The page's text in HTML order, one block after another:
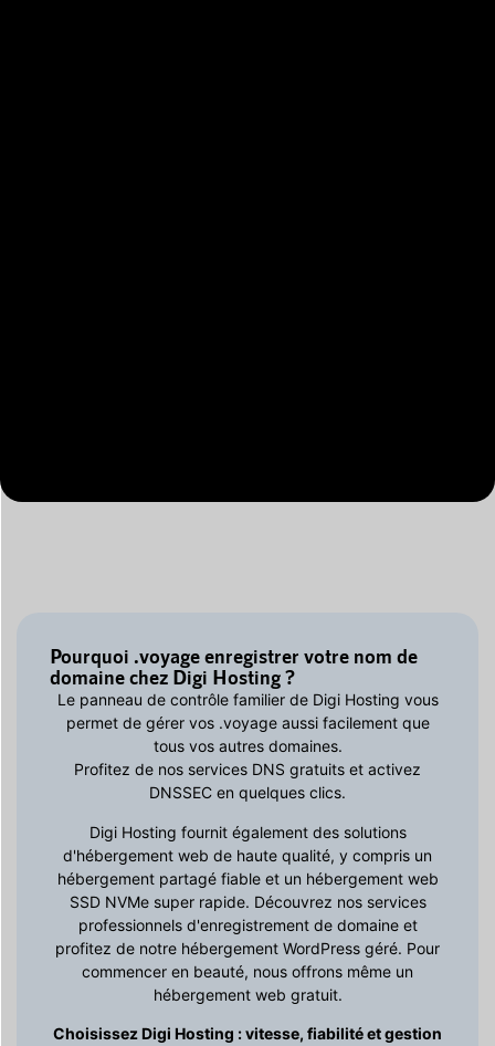
Pourquoi .voyage enregistrer votre nom de
domaine chez Digi Hosting ?
Le panneau de contrôle familier de Digi Hosting vous
permet de gérer vos .voyage aussi facilement que
tous vos autres domaines.
Profitez de nos services DNS gratuits et activez
DNSSEC en quelques clics.
Digi Hosting fournit également des solutions
d'hébergement web de haute qualité, y compris un
hébergement partagé fiable et un hébergement web
SSD NVMe super rapide. Découvrez nos services
professionnels d'enregistrement de domaine et
profitez de notre hébergement WordPress géré. Pour
commencer en beauté, nous offrons même un
hébergement web gratuit.
Choisissez Digi Hosting : vitesse, fiabilité et gestion